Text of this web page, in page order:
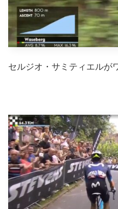
セルジオ・サミティエルが